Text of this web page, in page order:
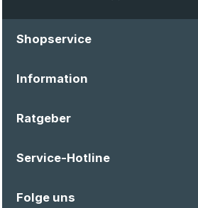
Shopservice
Information
Ratgeber
Service-Hotline
Folge uns